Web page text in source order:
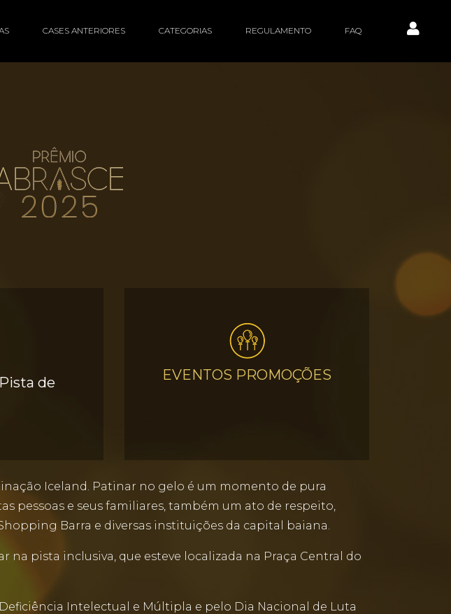
CASES ANTERIORES CATEGORIAS REGULAMENTO FAQ
de
EVENTOS PROMOÇÕES
Iceland. Patinar no gelo é um momento de pura
pessoas e seus familiares, também um ato de respeito,
Barra e diversas instituições da capital baiana.
pista inclusiva, que esteve localizada na Praça Central do
Intelectual e Múltipla e pelo Dia Nacional de Luta